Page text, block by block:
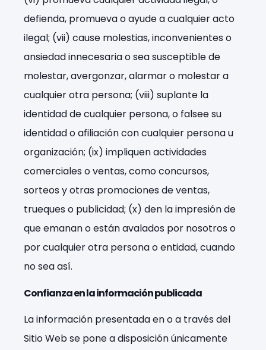
defienda, promueva o ayude a cualquier acto
ilegal; (vii) cause molestias, inconvenientes o
ansiedad innecesaria o sea susceptible de
molestar, avergonzar, alarmar o molestar a
cualquier otra persona; (viii) suplante la
identidad de cualquier persona, o falsee su
identidad o afiliación con cualquier persona u
organización; (ix) impliquen actividades
comerciales o ventas, como concursos,
sorteos y otras promociones de ventas,
trueques o publicidad; (x) den la impresión de
que emanan o están avalados por nosotros o
por cualquier otra persona o entidad, cuando
no sea así.
Confianza en la información publicada
La información presentada en o a través del
Sitio Web se pone a disposición únicamente